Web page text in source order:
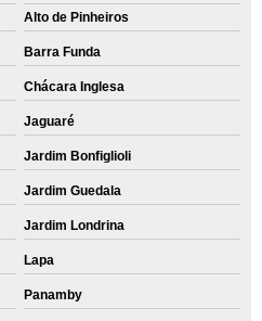
Alto de Pinheiros
Barra Funda
Chácara Inglesa
Jaguaré
Jardim Bonfiglioli
Jardim Guedala
Jardim Londrina
Lapa
Panamby